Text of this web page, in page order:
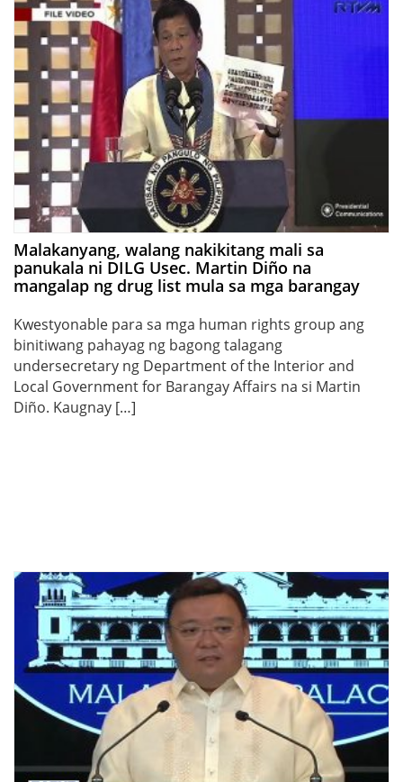
Malakanyang, walang nakikitang mali sa
panukala ni DILG Usec. Martin Diño na
mangalap ng drug list mula sa mga barangay
Kwestyonable para sa mga human rights group ang
binitiwang pahayag ng bagong talagang
undersecretary ng Department of the Interior and
Local Government for Barangay Affairs na si Martin
Diño. Kaugnay […]